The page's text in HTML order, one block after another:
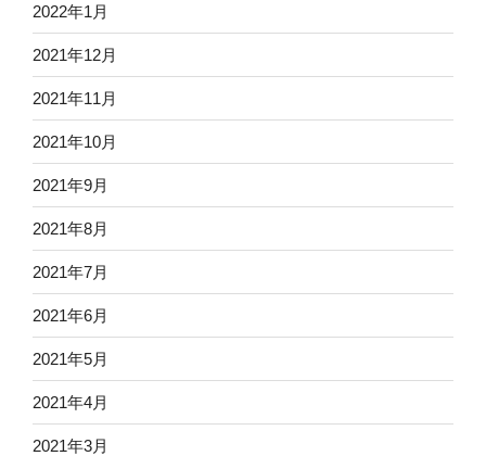
2022年1月
2021年12月
2021年11月
2021年10月
2021年9月
2021年8月
2021年7月
2021年6月
2021年5月
2021年4月
2021年3月